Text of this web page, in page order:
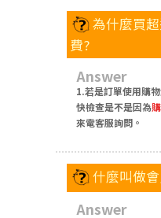
為什麼買
費?
Answer
1.若是訂單使用購
快檢查是不是因為
來電客服詢問。
什麼叫做
Answer